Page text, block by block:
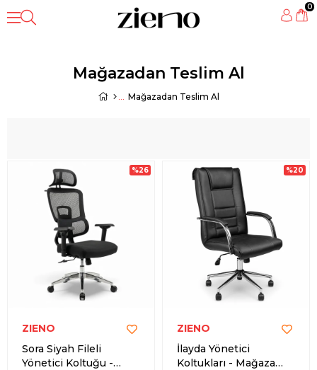
0
Mağazadan Teslim Al
Mağazadan Teslim Al
ZIENO
Sora Siyah Fileli
Yönetici Koltuğu -
%26
ZIENO
İlayda Yönetici
Koltukları - Mağaza
%20